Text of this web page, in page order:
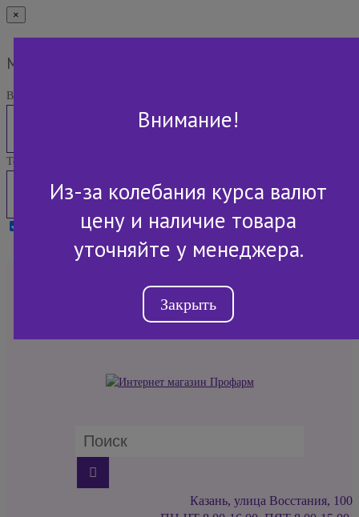
×
Мы Вам перезвоним
Ваше имя:
Телефон:
Я принимаю условия Политики конфиденциальности
+7 (843) 2-507-607
Казань, улица Восстания, 100
Внимание!
Из-за колебания курса валют
цену и наличие товара
уточняйте у менеджера.
Закрыть